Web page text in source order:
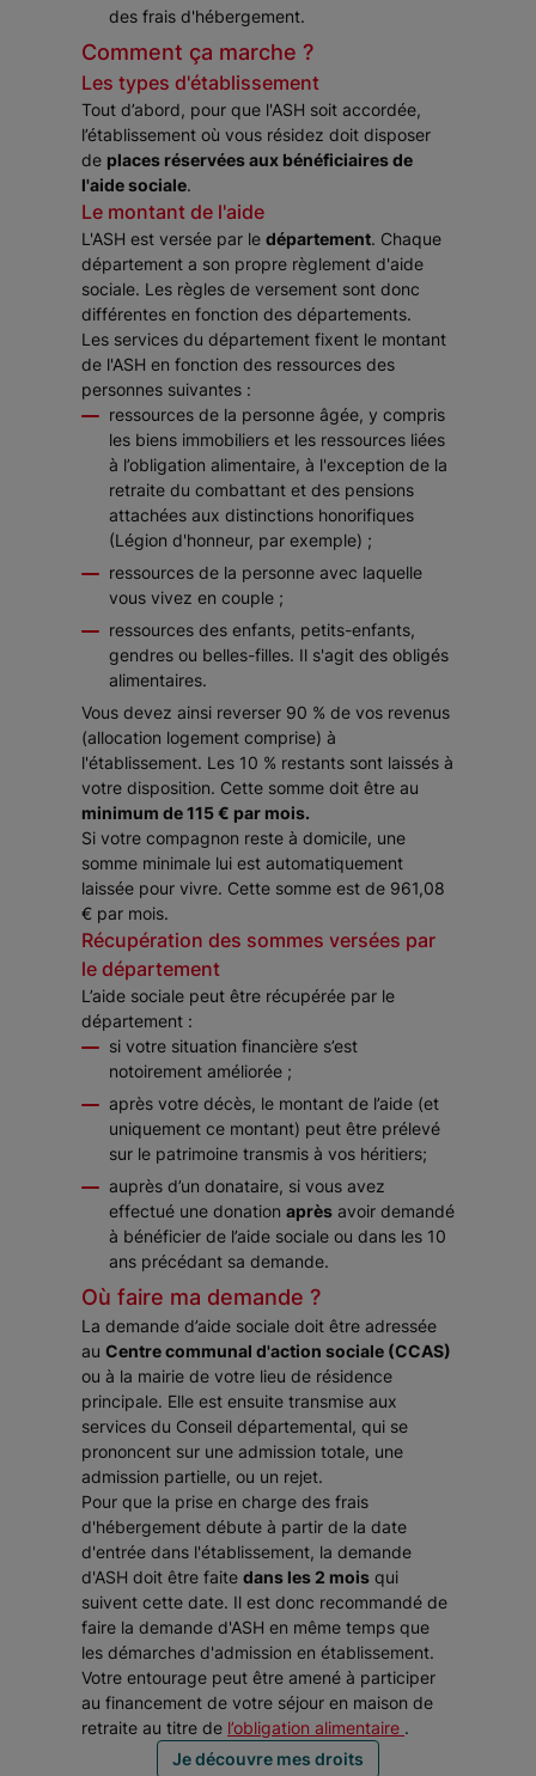
des frais d'hébergement.
Comment ça marche ?
Les types d'établissement
Tout d’abord, pour que l'ASH soit accordée,
l’établissement où vous résidez doit disposer
de places réservées aux bénéficiaires de
l'aide sociale.
Le montant de l'aide
L'ASH est versée par le département. Chaque
département a son propre règlement d'aide
sociale. Les règles de versement sont donc
différentes en fonction des départements.
Les services du département fixent le montant
de l'ASH en fonction des ressources des
personnes suivantes :
ressources de la personne âgée, y compris
les biens immobiliers et les ressources liées
à l’obligation alimentaire, à l'exception de la
retraite du combattant et des pensions
attachées aux distinctions honorifiques
(Légion d'honneur, par exemple) ;
ressources de la personne avec laquelle
vous vivez en couple ;
ressources des enfants, petits-enfants,
gendres ou belles-filles. Il s'agit des obligés
alimentaires.
Vous devez ainsi reverser 90 % de vos revenus
(allocation logement comprise) à
l'établissement. Les 10 % restants sont laissés à
votre disposition. Cette somme doit être au
minimum de 115 € par mois.
Si votre compagnon reste à domicile, une
somme minimale lui est automatiquement
laissée pour vivre. Cette somme est de 961,08
€ par mois.
Récupération des sommes versées par
le département
L’aide sociale peut être récupérée par le
département :
si votre situation financière s’est
notoirement améliorée ;
après votre décès, le montant de l’aide (et
uniquement ce montant) peut être prélevé
sur le patrimoine transmis à vos héritiers;
auprès d’un donataire, si vous avez
effectué une donation après avoir demandé
à bénéficier de l’aide sociale ou dans les 10
ans précédant sa demande.
Où faire ma demande ?
La demande d’aide sociale doit être adressée
au Centre communal d'action sociale (CCAS)
ou à la mairie de votre lieu de résidence
principale. Elle est ensuite transmise aux
services du Conseil départemental, qui se
prononcent sur une admission totale, une
admission partielle, ou un rejet.
Pour que la prise en charge des frais
d'hébergement débute à partir de la date
d'entrée dans l'établissement, la demande
d'ASH doit être faite dans les 2 mois qui
suivent cette date. Il est donc recommandé de
faire la demande d'ASH en même temps que
les démarches d'admission en établissement.
Votre entourage peut être amené à participer
au financement de votre séjour en maison de
retraite au titre de l’obligation alimentaire .
Je découvre mes droits